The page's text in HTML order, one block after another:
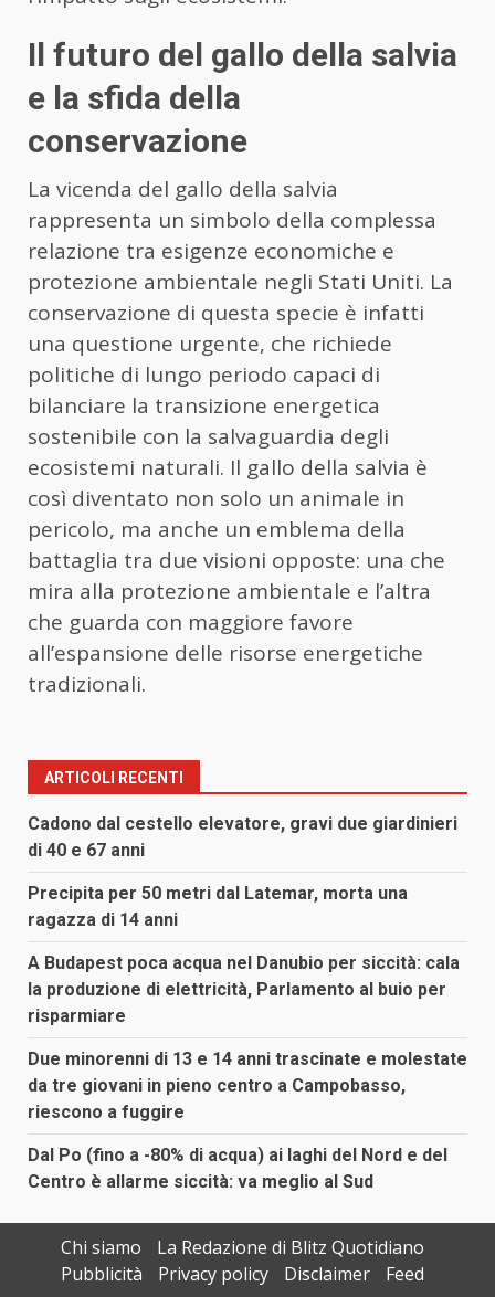
Il futuro del gallo della salvia
e la sfida della
conservazione
La vicenda del gallo della salvia
rappresenta un simbolo della complessa
relazione tra esigenze economiche e
protezione ambientale negli Stati Uniti. La
conservazione di questa specie è infatti
una questione urgente, che richiede
politiche di lungo periodo capaci di
bilanciare la transizione energetica
sostenibile con la salvaguardia degli
ecosistemi naturali. Il gallo della salvia è
così diventato non solo un animale in
pericolo, ma anche un emblema della
battaglia tra due visioni opposte: una che
mira alla protezione ambientale e l’altra
che guarda con maggiore favore
all’espansione delle risorse energetiche
tradizionali.
ARTICOLI RECENTI
Cadono dal cestello elevatore, gravi due giardinieri
di 40 e 67 anni
Precipita per 50 metri dal Latemar, morta una
ragazza di 14 anni
A Budapest poca acqua nel Danubio per siccità: cala
la produzione di elettricità, Parlamento al buio per
risparmiare
Due minorenni di 13 e 14 anni trascinate e molestate
da tre giovani in pieno centro a Campobasso,
riescono a fuggire
Dal Po (fino a -80% di acqua) ai laghi del Nord e del
Centro è allarme siccità: va meglio al Sud
Chi siamo
La Redazione di Blitz Quotidiano
Pubblicità
Privacy policy Disclaimer Feed